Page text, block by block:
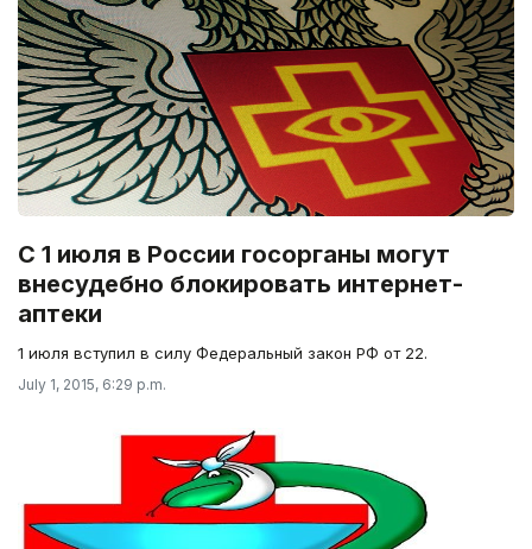
С 1 июля в России госорганы могут
внесудебно блокировать интернет-
аптеки
1 июля вступил в силу Федеральный закон РФ от 22.
July 1, 2015, 6:29 p.m.